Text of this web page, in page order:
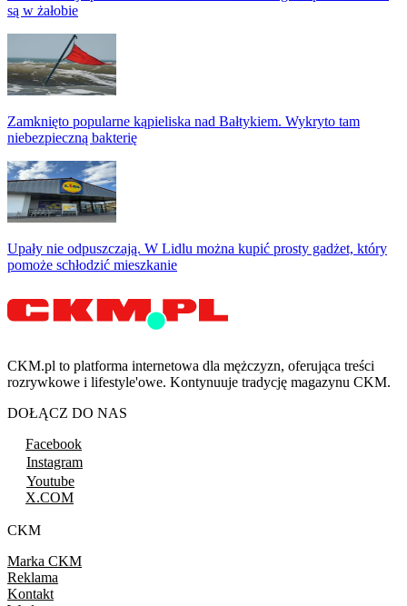
są w żałobie
Zamknięto popularne kąpieliska nad Bałtykiem. Wykryto tam
niebezpieczną bakterię
Upały nie odpuszczają. W Lidlu można kupić prosty gadżet, który
pomoże schłodzić mieszkanie
CKM.pl to platforma internetowa dla mężczyzn, oferująca treści
rozrywkowe i lifestyle'owe. Kontynuuje tradycję magazynu CKM.
DOŁĄCZ DO NAS
Facebook
Instagram
Youtube
X.COM
CKM
Marka CKM
Reklama
Kontakt